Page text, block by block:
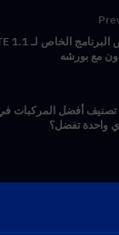
مع بورشه
واحدة تفضل؟